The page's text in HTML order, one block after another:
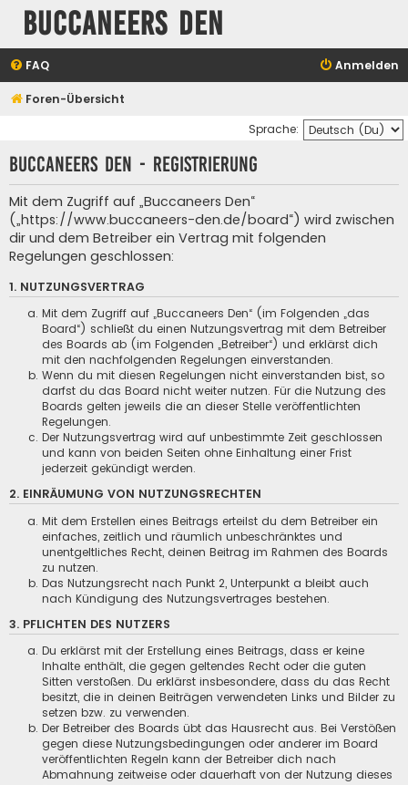
Buccaneers Den
FAQ Anmelden
Foren-Übersicht
Sprache:
Buccaneers Den - Registrierung
Mit dem Zugriff auf „Buccaneers Den“
(„https://www.buccaneers-den.de/board“) wird zwischen
dir und dem Betreiber ein Vertrag mit folgenden
Regelungen geschlossen:
1. NUTZUNGSVERTRAG
Mit dem Zugriff auf „Buccaneers Den“ (im Folgenden „das
Board“) schließt du einen Nutzungsvertrag mit dem Betreiber
des Boards ab (im Folgenden „Betreiber“) und erklärst dich
mit den nachfolgenden Regelungen einverstanden.
Wenn du mit diesen Regelungen nicht einverstanden bist, so
darfst du das Board nicht weiter nutzen. Für die Nutzung des
Boards gelten jeweils die an dieser Stelle veröffentlichten
Regelungen.
Der Nutzungsvertrag wird auf unbestimmte Zeit geschlossen
und kann von beiden Seiten ohne Einhaltung einer Frist
jederzeit gekündigt werden.
2. EINRÄUMUNG VON NUTZUNGSRECHTEN
Mit dem Erstellen eines Beitrags erteilst du dem Betreiber ein
einfaches, zeitlich und räumlich unbeschränktes und
unentgeltliches Recht, deinen Beitrag im Rahmen des Boards
zu nutzen.
Das Nutzungsrecht nach Punkt 2, Unterpunkt a bleibt auch
nach Kündigung des Nutzungsvertrages bestehen.
3. PFLICHTEN DES NUTZERS
Du erklärst mit der Erstellung eines Beitrags, dass er keine
Inhalte enthält, die gegen geltendes Recht oder die guten
Sitten verstoßen. Du erklärst insbesondere, dass du das Recht
besitzt, die in deinen Beiträgen verwendeten Links und Bilder zu
setzen bzw. zu verwenden.
Der Betreiber des Boards übt das Hausrecht aus. Bei Verstößen
gegen diese Nutzungsbedingungen oder anderer im Board
veröffentlichten Regeln kann der Betreiber dich nach
Abmahnung zeitweise oder dauerhaft von der Nutzung dieses